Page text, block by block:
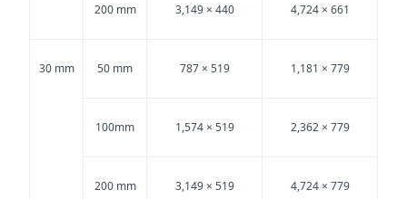
200 mm 3,149 × 440 4,724 × 661
30 mm 50 mm 787 × 519 1,181 × 779
100mm 1,574 × 519 2,362 × 779
200 mm 3,149 × 519 4,724 × 779